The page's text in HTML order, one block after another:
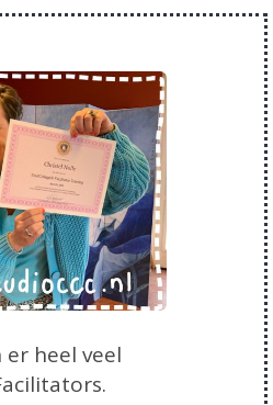
heel veel